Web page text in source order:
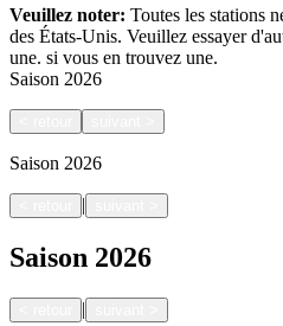
Veuillez noter: Toutes les stations
des États-Unis. Veuillez essayer
une. si vous en trouvez une.
Saison 2026
Saison 2026
|
Saison 2026
|